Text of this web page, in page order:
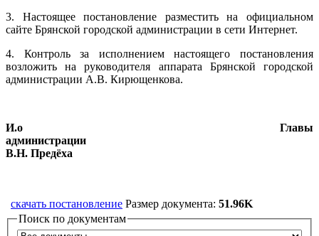
3. Настоящее постановление разместить на официальном
сайте Брянской городской администрации в сети Интернет.
4. Контроль за исполнением настоящего постановления
возложить на руководителя аппарата Брянской городской
администрации А.В. Кирющенкова.
И.о Главы
В.Н. Предёха
скачать постановление Размер документа: 51.96K
Поиск по документам